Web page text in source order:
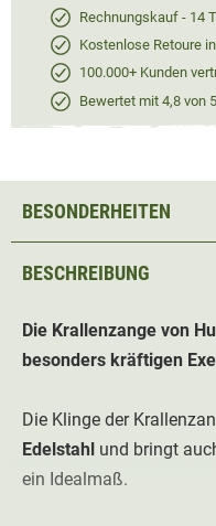
Rechnungskauf - 14
Kostenlose Retoure
100.000+ Kunden
Bewertet mit 4,8 von
BESCHREIBUNG
Die Krallenzange von
besonders kräftigen
Die Klinge der
Edelstahl und bringt
ein Idealmaß.
BESONDERHEITEN